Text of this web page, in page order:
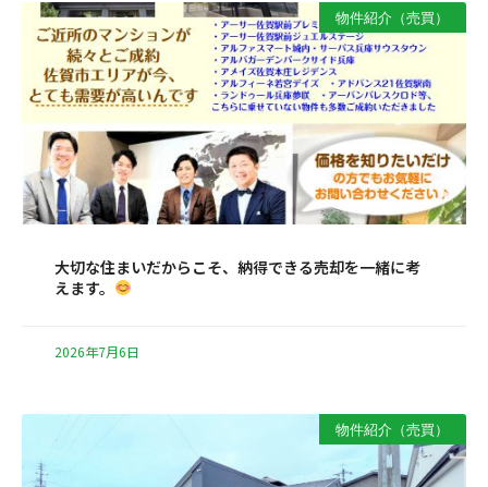
物件紹介（売買）
大切な住まいだからこそ、納得できる売却を一緒に考
えます。
2026年7月6日
物件紹介（売買）